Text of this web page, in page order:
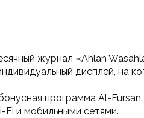
журнал «Ahlan
дисплей, на
программа Al-Fursan.
и мобильными сетями.